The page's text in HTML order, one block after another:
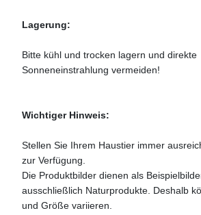
Lagerung:
Bitte kühl und trocken lagern und direkte
Sonneneinstrahlung vermeiden!
Wichtiger Hinweis:
Stellen Sie Ihrem Haustier immer
zur Verfügung.
Die Produktbilder dienen als
ausschließlich Naturprodukte. Deshalb
und Größe variieren.